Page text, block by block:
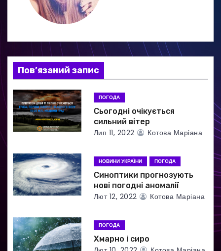
я
з
а
п
и
с
і
в
Пов’язаний запис
ПОГОДА
Сьогодні очікується
сильний вітер
Лип 11, 2022 Котова Маріана
НОВИНИ УКРАЇНИ ПОГОДА
Синоптики прогнозують
нові погодні аномалії
Лют 12, 2022 Котова Маріана
ПОГОДА
Хмарно і сиро